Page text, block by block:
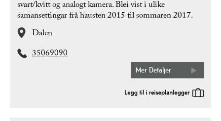
svart/kvitt og analogt kamera. Blei vist i ulike
samansettingar frå hausten 2015 til sommaren 2017.
Dalen
35069090
Mer Detaljer